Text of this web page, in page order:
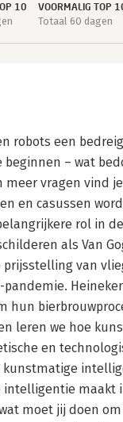
10
VOORMALIG TOP
Totaal 60 dagen
robots een
– wat
vragen vind
en casussen
rol in
als Van
van
hun
leren we hoe
en
maakt
moet jij doen